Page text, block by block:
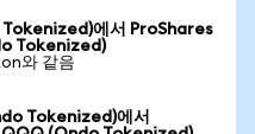
에서 ProShares
Tokenized)
와 같음
Tokenized)에서